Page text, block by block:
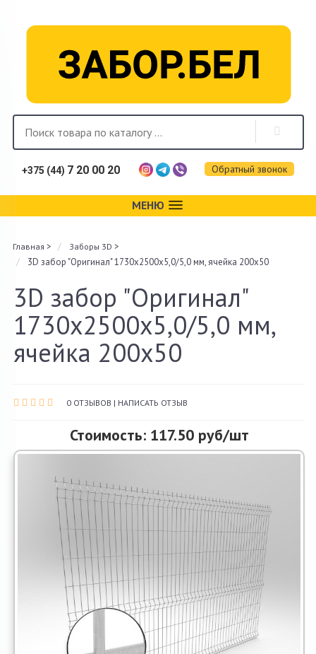
+375 (44) 7 20 00 20 Обратный звонок
МЕНЮ
Фотогалерея
Монтаж
Доставка
О компании
Акции и скидки
Контакты
Главная > Заборы 3D >
3D забор "Оригинал" 1730х2500х5,0/5,0 мм, ячейка 200х50
3D забор "Оригинал"
1730х2500х5,0/5,0 мм,
ячейка 200х50
0 ОТЗЫВОВ | НАПИСАТЬ ОТЗЫВ
Стоимость: 117.50 руб/шт